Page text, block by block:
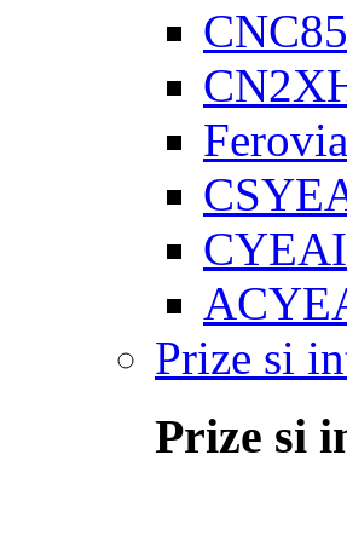
Prize si
Prize si